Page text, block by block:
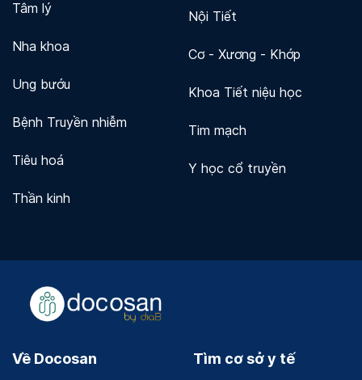
Tâm lý
Nha khoa
Ung bướu
Bệnh Truyền nhiễm
Tiêu hoá
Thần kinh
Nội Tiết
Cơ - Xương - Khớp
Khoa Tiết niệu học
Tim mạch
Y học cổ truyền
Về Docosan Tìm cơ sở y tế